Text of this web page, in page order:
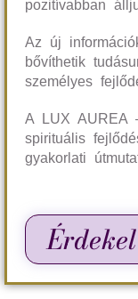
pozitívabban
Az új
bővíthetik
személyes
A LUX AUREA
spirituális
gyakorlati
Érdekel